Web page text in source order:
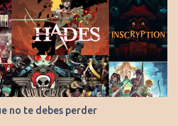
no te debes perder